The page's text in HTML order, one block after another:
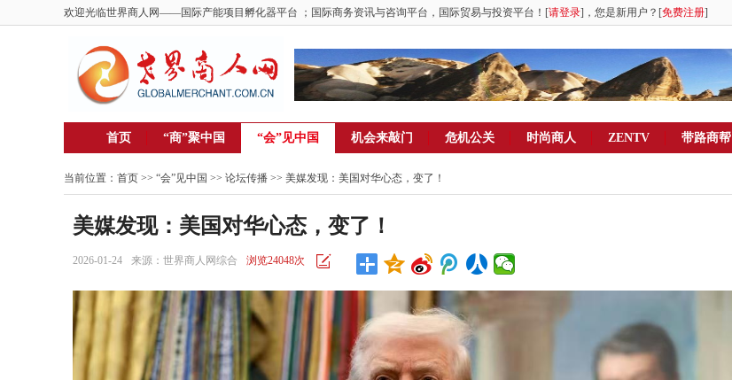
欢迎光临世界商人网——国际产能项目孵化器平台 ；国际商务资讯与咨询平台，国际贸易与投资平台！[请登录]，您是新用户？[免费注册]
首页 “商”聚中国 “会”见中国 机会来敲门 危机公关 时尚商人 ZENTV 带路商帮
当前位置： 首页 >> “会”见中国 >> 论坛传播 >> 美媒发现：美国对华心态，变了！
美媒发现：美国对华心态，变了！
2026-01-24 来源：世界商人网综合 浏览24048次